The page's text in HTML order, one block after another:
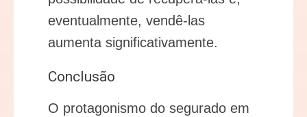
eventualmente, vendê-las
aumenta significativamente.
Conclusão
O protagonismo do segurado em